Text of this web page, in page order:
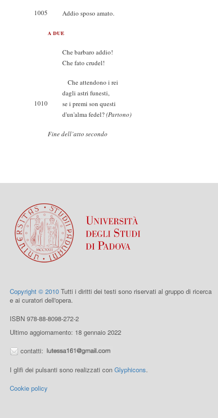
1005 Addio sposo amato.
A DUE
Che barbaro addio!
Che fato crudel!
Che attendono i rei
dagli astri funesti,
1010
se i premi son questi
d'un'alma fedel?(Partono)
Fine dell’atto secondo
Copyright © 2010 Tutti i diritti dei testi sono riservati al gruppo di ricerca
e ai curatori dell'opera.
ISBN 978-88-8098-272-2
Ultimo aggiornamento: 18 gennaio 2022
contatti:
I glifi dei pulsanti sono realizzati con Glyphicons.
Cookie policy